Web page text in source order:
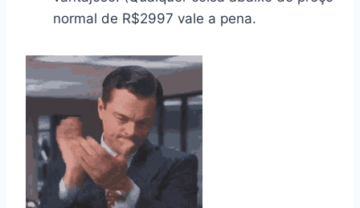
normal de R$2997 vale a pena.